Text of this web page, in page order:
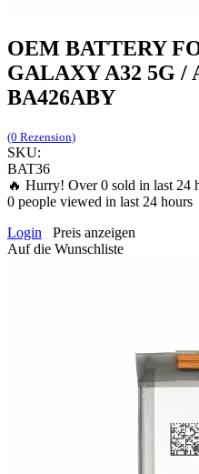
OEM BATTERY
GALAXY A32 5G /
BA426ABY
(0 Rezension)
SKU:
BAT36
🔥 Hurry! Over0 sold in last 24
0 people viewed in last 24 hours
Login
Preis anzeigen
Auf die Wunschliste